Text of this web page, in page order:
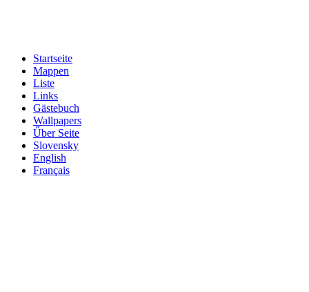
Startseite
Mappen
Liste
Links
Gästebuch
Wallpapers
Űber Seite
Slovensky
English
Français